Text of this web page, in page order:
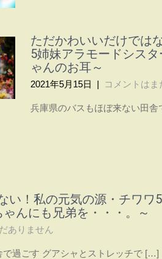
ただかわいいだけでは
5姉妹アラモードシス
ゃんのお耳～
2021年5月15日 | コメントは
兵庫県のバスもほぼ来ない田
い！私の元気の源・チワワ
んにも兄弟を・・・。～
ありません
過ごす グアシャとストレッチで […]